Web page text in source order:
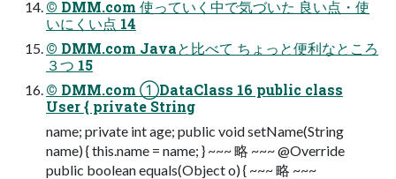
© DMM.com 使っていく中で気づいた 良い点・使
いにくい点 14
© DMM.com Javaと比べて ちょっと便利なところ
３つ 15
© DMM.com ①DataClass 16 public class
User { private String
name; private int age; public void setName(String
name) { this.name = name; } ~~~ 略 ~~~ @Override
public boolean equals(Object o) { ~~~ 略 ~~~